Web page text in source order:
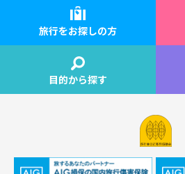
旅行をお探しの方
目的から探す